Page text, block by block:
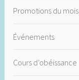
Promotions du mois
Événements
Cours d’obéissance